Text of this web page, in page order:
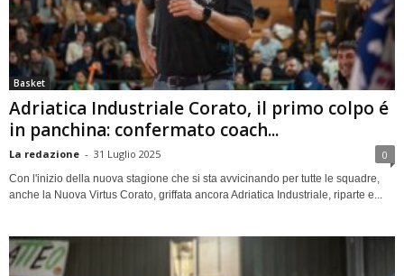
Basket
Adriatica Industriale Corato, il primo colpo é
in panchina: confermato coach...
La redazione - 31 Luglio 2025 0
Con l'inizio della nuova stagione che si sta avvicinando per tutte le squadre,
anche la Nuova Virtus Corato, griffata ancora Adriatica Industriale, riparte e...